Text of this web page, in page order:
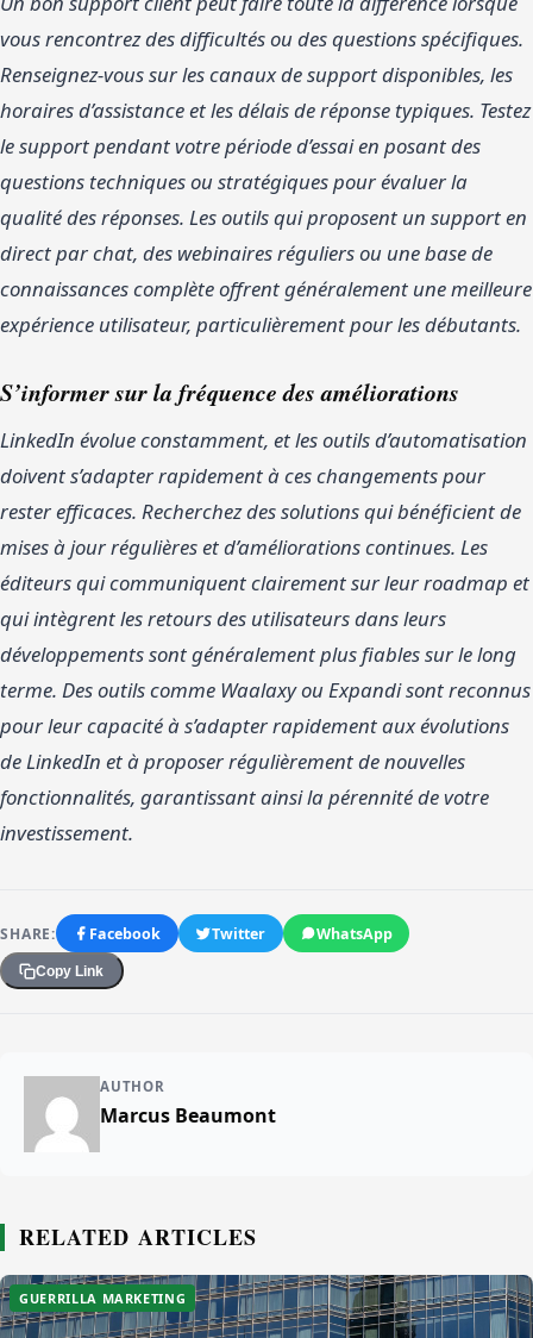
vous rencontrez des difficultés ou des questions spécifiques.
Renseignez-vous sur les canaux de support disponibles, les
horaires d’assistance et les délais de réponse typiques. Testez
le support pendant votre période d’essai en posant des
questions techniques ou stratégiques pour évaluer la
qualité des réponses. Les outils qui proposent un support en
direct par chat, des webinaires réguliers ou une base de
connaissances complète offrent généralement une meilleure
expérience utilisateur, particulièrement pour les débutants.
S’informer sur la fréquence des améliorations
LinkedIn évolue constamment, et les outils d’automatisation
doivent s’adapter rapidement à ces changements pour
rester efficaces. Recherchez des solutions qui bénéficient de
mises à jour régulières et d’améliorations continues. Les
éditeurs qui communiquent clairement sur leur roadmap et
qui intègrent les retours des utilisateurs dans leurs
développements sont généralement plus fiables sur le long
terme. Des outils comme Waalaxy ou Expandi sont reconnus
pour leur capacité à s’adapter rapidement aux évolutions
de LinkedIn et à proposer régulièrement de nouvelles
fonctionnalités, garantissant ainsi la pérennité de votre
investissement.
SHARE: Facebook Twitter WhatsApp
Copy Link
AUTHOR
Marcus Beaumont
RELATED ARTICLES
GUERRILLA MARKETING